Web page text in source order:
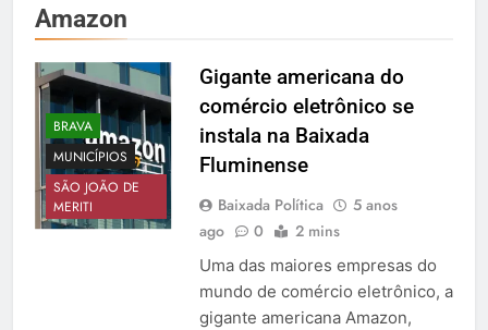
Amazon
BRAVA
MUNICÍPIOS
SÃO JOÃO DE
MERITI
Gigante americana do
comércio eletrônico se
instala na Baixada
Fluminense
Baixada Política
5 anos
ago
0 2 mins
Uma das maiores empresas do
mundo de comércio eletrônico, a
gigante americana Amazon,